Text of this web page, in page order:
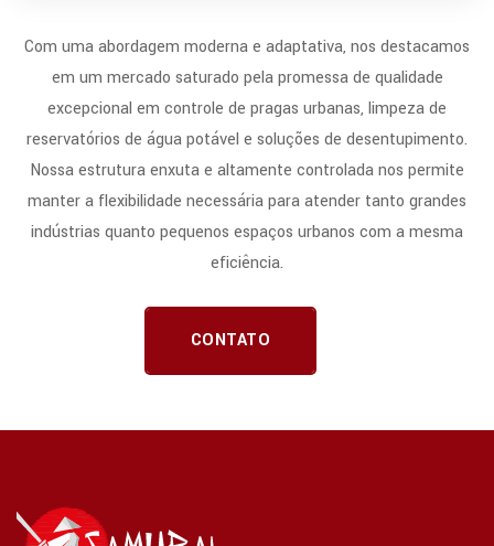
Com uma abordagem moderna e adaptativa, nos destacamos
em um mercado saturado pela promessa de qualidade
excepcional em controle de pragas urbanas, limpeza de
reservatórios de água potável e soluções de desentupimento.
Nossa estrutura enxuta e altamente controlada nos permite
manter a flexibilidade necessária para atender tanto grandes
indústrias quanto pequenos espaços urbanos com a mesma
eficiência.
CONTATO